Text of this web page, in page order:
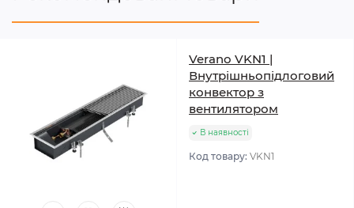
Verano VKN1 |
Внутрішньопідлоговий
конвектор з
вентилятором
В наявності
Код товару: VKN1